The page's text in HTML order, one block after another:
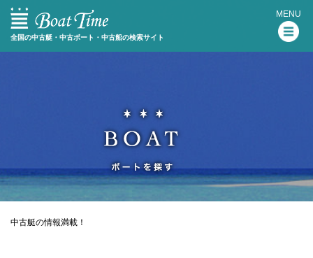
全国の中古艇・中古ボート・中古船の検索サイト
MENU
中古艇の情報満載！